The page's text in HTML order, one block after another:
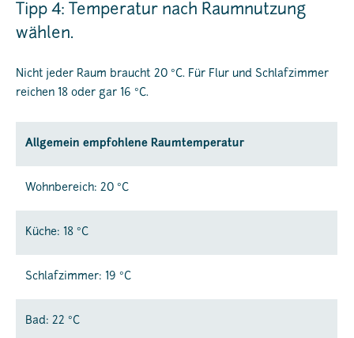
Tipp 4: Temperatur nach Raumnutzung
wählen.
Nicht jeder Raum braucht 20 °C. Für Flur und Schlafzimmer
reichen 18 oder gar 16 °C.
Allgemein empfohlene Raumtemperatur
Wohnbereich: 20 °C
Küche: 18 °C
Schlafzimmer: 19 °C
Bad: 22 °C